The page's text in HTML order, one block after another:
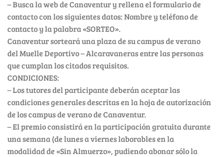
– Busca la web de Canaventur y rellena el formulario de
contacto con los siguientes datos: Nombre y teléfono de
contacto y la palabra «SORTEO».
Canaventur sorteará una plaza de su campus de verano
del Muelle Deportivo – Alcaravaneras entre las personas
que cumplan los citados requisitos.
CONDICIONES:
– Los tutores del participante deberán aceptar las
condiciones generales descritas en la hoja de autorización
de los campus de verano de Canaventur.
– El premio consistirá en la participación gratuita durante
una semana (de lunes a viernes laborables en la
modalidad de «Sin Almuerzo», pudiendo abonar sólo la